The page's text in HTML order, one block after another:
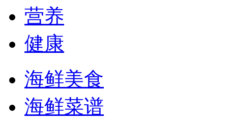
营养
健康
海鲜美食
海鲜菜谱